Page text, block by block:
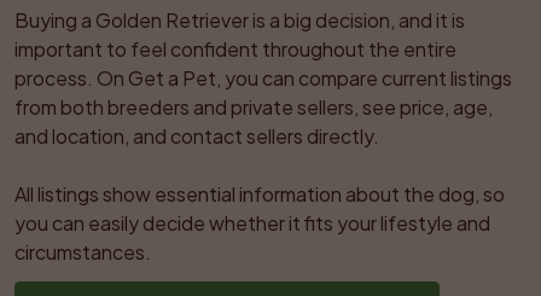
Buying a Golden Retriever is a big decision, and it is
important to feel confident throughout the entire
process. On Get a Pet, you can compare current listings
from both breeders and private sellers, see price, age,
and location, and contact sellers directly.
All listings show essential information about the dog, so
you can easily decide whether it fits your lifestyle and
circumstances.